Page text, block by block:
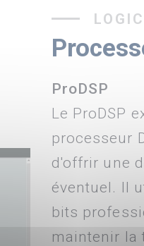
ProDSP
Le ProDSP
processeur
d'offrir une
éventuel. Il
bits
maintenir la